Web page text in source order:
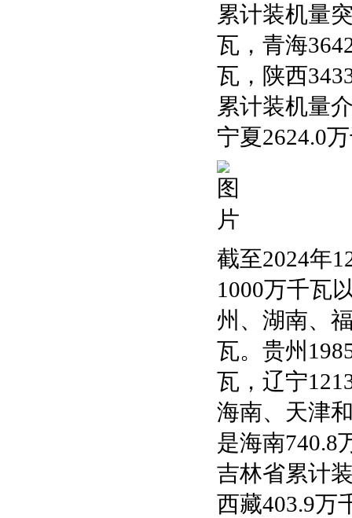
累计装机量
瓦，青海
瓦，陕西
累计装机量
宁夏2624.0
截至2024年
1000万千瓦
州、湖南、
瓦。贵州
瓦，辽宁
海南、天津
是海南740.8
吉林省累计
西藏403.9万